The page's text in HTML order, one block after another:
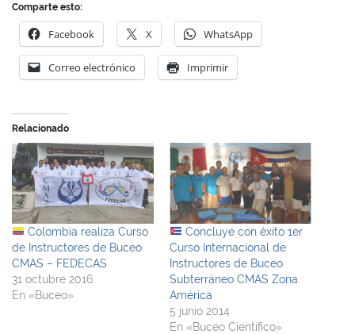
Comparte esto:
Facebook X WhatsApp
Correo electrónico Imprimir
Relacionado
Colombia realiza Curso
de Instructores de Buceo
CMAS – FEDECAS
31 octubre 2016
En «Buceo»
Concluye con éxito 1er
Curso Internacional de
Instructores de Buceo
Subterráneo CMAS Zona
América
5 junio 2014
En «Buceo Científico»